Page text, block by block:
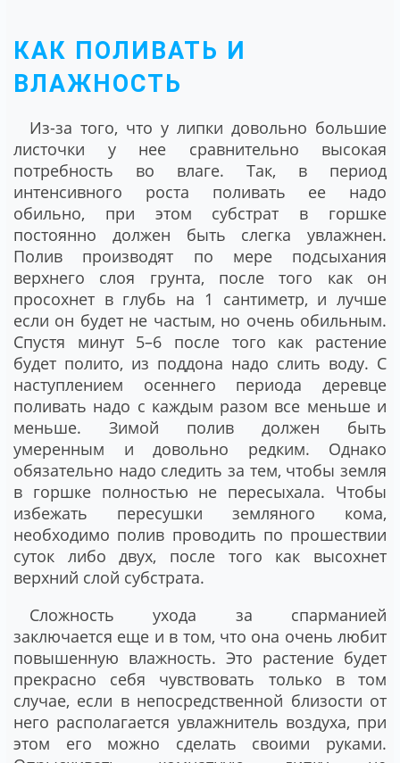
КАК ПОЛИВАТЬ И
ВЛАЖНОСТЬ
Из-за того, что у липки довольно большие
листочки у нее сравнительно высокая
потребность во влаге. Так, в период
интенсивного роста поливать ее надо
обильно, при этом субстрат в горшке
постоянно должен быть слегка увлажнен.
Полив производят по мере подсыхания
верхнего слоя грунта, после того как он
просохнет в глубь на 1 сантиметр, и лучше
если он будет не частым, но очень обильным.
Спустя минут 5–6 после того как растение
будет полито, из поддона надо слить воду. С
наступлением осеннего периода деревце
поливать надо с каждым разом все меньше и
меньше. Зимой полив должен быть
умеренным и довольно редким. Однако
обязательно надо следить за тем, чтобы земля
в горшке полностью не пересыхала. Чтобы
избежать пересушки земляного кома,
необходимо полив проводить по прошествии
суток либо двух, после того как высохнет
верхний слой субстрата.
Сложность ухода за спарманией
заключается еще и в том, что она очень любит
повышенную влажность. Это растение будет
прекрасно себя чувствовать только в том
случае, если в непосредственной близости от
него располагается увлажнитель воздуха, при
этом его можно сделать своими руками.